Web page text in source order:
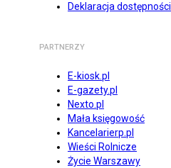
Deklaracja dostępności
PARTNERZY
E-kiosk.pl
E-gazety.pl
Nexto.pl
Mała księgowość
Kancelarierp.pl
Wieści Rolnicze
Życie Warszawy